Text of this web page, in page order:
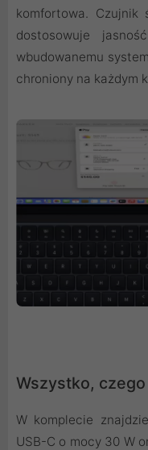
komfortowa. Czujnik
dostosowuje
wbudowanemu
chroniony na każdym
Wszystko,
W komplecie
USB-C o mocy 30 W